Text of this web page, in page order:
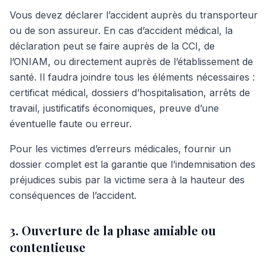
Vous devez déclarer l’accident auprès du transporteur
ou de son assureur. En cas d’accident médical, la
déclaration peut se faire auprès de la CCI, de
l’ONIAM, ou directement auprès de l’établissement de
santé. Il faudra joindre tous les éléments nécessaires :
certificat médical, dossiers d’hospitalisation, arrêts de
travail, justificatifs économiques, preuve d’une
éventuelle faute ou erreur.
Pour les victimes d’erreurs médicales, fournir un
dossier complet est la garantie que l’indemnisation des
préjudices subis par la victime sera à la hauteur des
conséquences de l’accident.
3. Ouverture de la phase amiable ou
contentieuse